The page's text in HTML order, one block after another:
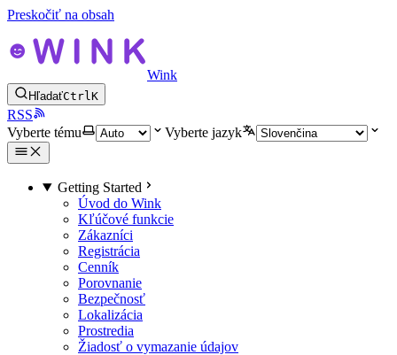
Preskočiť na obsah
Wink
HľadaťCtrlK
RSS
Vyberte tému
Vyberte jazyk
Getting Started
Úvod do Wink
Kľúčové funkcie
Zákazníci
Registrácia
Cenník
Porovnanie
Bezpečnosť
Lokalizácia
Prostredia
Žiadosť o vymazanie údajov